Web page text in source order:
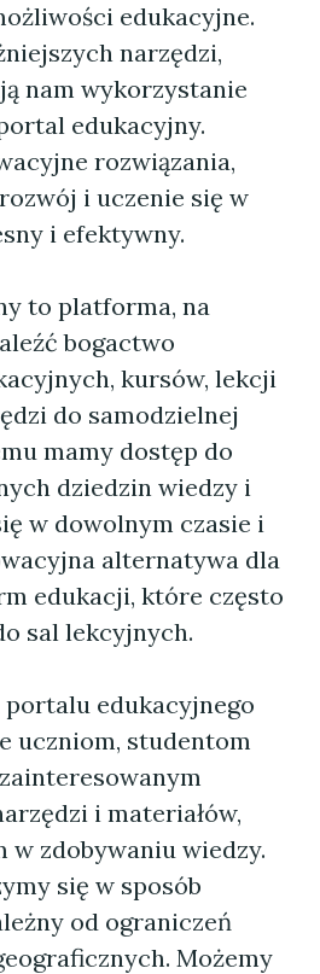
edukacyjne.
narzędzi,
nam wykorzystanie
edukacyjny.
rozwiązania,
i uczenie się w
i efektywny.
to platforma, na
bogactwo
kursów, lekcji
do samodzielnej
mamy dostęp do
dziedzin wiedzy i
w dowolnym czasie i
alternatywa dla
edukacji, które często
sal lekcyjnych.
portalu edukacyjnego
uczniom, studentom
i materiałów,
w zdobywaniu wiedzy.
się w sposób
od ograniczeń
Możemy